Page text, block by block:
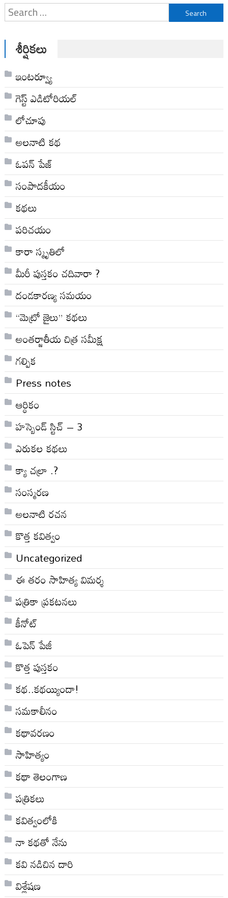
Search
for:
శీర్షికలు
ఇంటర్వ్యూ
గెస్ట్ ఎడిటోరియల్
లోచూపు
అల‌నాటి క‌థ‌
ఓపన్ పేజ్
సంపాదకీయం
కథలు
పరిచయం
కారా స్మృతిలో
మీరీ పుస్తకం చదివారా ?
దండకారణ్య సమయం
“మెట్రో జైలు” కథలు
అంతర్జాతీయ చిత్ర సమీక్ష
గల్పిక
Press notes
ఆర్ధికం
హస్బెండ్ స్టిచ్ – 3
ఎరుకల కథలు
క్యా చల్రా .?
సంస్మరణ
అలనాటి రచన
కొత్త కవిత్వం
Uncategorized
ఈ తరం సాహిత్య విమర్శ
పత్రికా ప్రకటనలు
కీనోట్
ఓపెన్ పేజీ
కొత్త పుస్తకం
కథ..కథయ్యిందా!
సమకాలీనం
కథావరణం
సాహిత్యం
కథా తెలంగాణ
పత్రికలు
కవిత్వంలోకి
నా క‌థ‌తో నేను
కవి నడిచిన దారి
విశ్లేషణ